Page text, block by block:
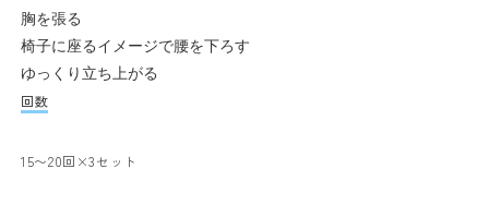
胸を張る
椅子に座るイメージで腰を下ろす
ゆっくり立ち上がる
回数
15〜20回×3セット